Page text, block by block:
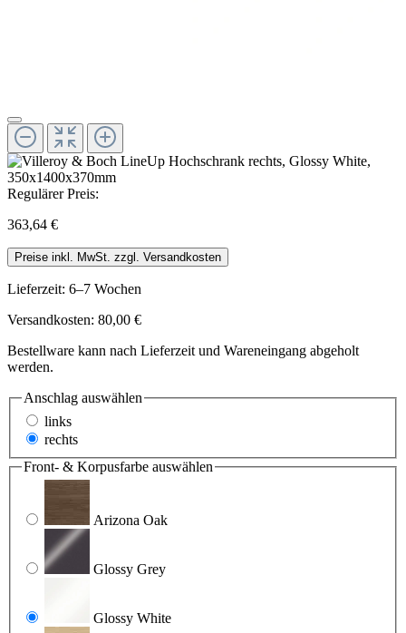
Regulärer Preis:
363,64 €
Preise inkl. MwSt. zzgl. Versandkosten
Lieferzeit: 6–7 Wochen
Versandkosten: 80,00 €
Bestellware kann nach Lieferzeit und Wareneingang abgeholt
werden.
Anschlag auswählen
links
rechts
Front- & Korpusfarbe auswählen
Arizona Oak
Glossy Grey
Glossy White